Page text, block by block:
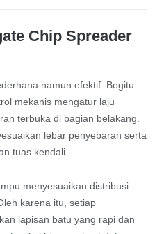
Chip Spreader
namun efektif. Begitu
mekanis mengatur laju
terbuka di bagian belakang.
lebar penyebaran serta
tuas kendali.
menyesuaikan distribusi
karena itu, setiap
lapisan batu yang rapi dan